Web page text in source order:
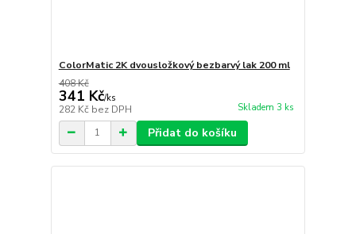
ColorMatic 2K dvousložkový bezbarvý lak 200 ml
408 Kč
341 Kč/ks
282 Kč bez DPH Skladem 3 ks
Přidat do košíku